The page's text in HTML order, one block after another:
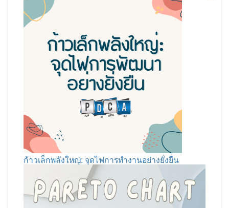
ก้าวเล็กพลังใหญ่: จุดไฟการทำงานอย่างยั่งยืน